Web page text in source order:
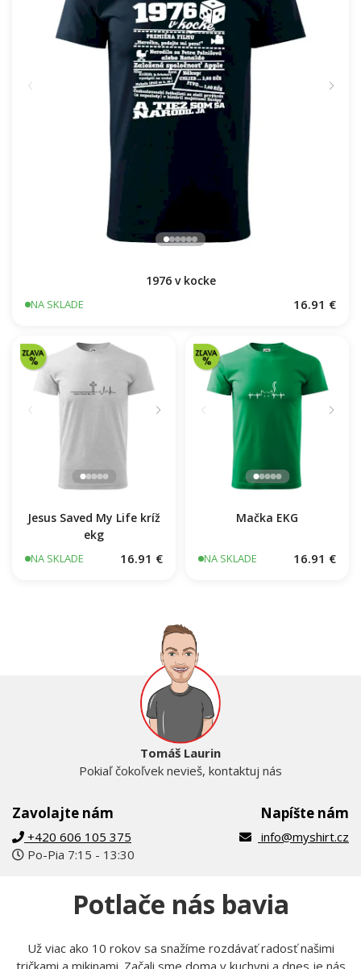
Zavolajte nám Napíšte nám
Potlače nás bavia